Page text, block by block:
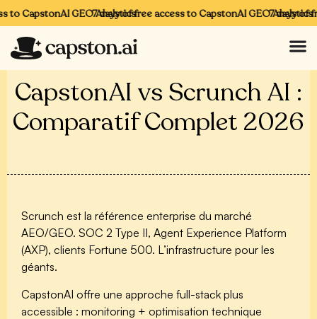
CapstonAI GEO Analytics7 days of free access to CapstonAI GEO Analytics
7 days of
CapstonAI vs Scrunch AI :
Comparatif Complet 2026
Scrunch est la référence enterprise du marché
AEO/GEO. SOC 2 Type II, Agent Experience Platform
(AXP), clients Fortune 500. L’infrastructure pour les
géants.
CapstonAI offre une approche full-stack plus
accessible : monitoring + optimisation technique